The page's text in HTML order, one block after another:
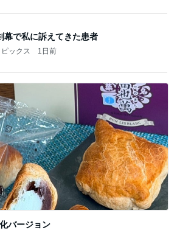
幕で私に訴えてきた患者
ックス 1日前
バージョン